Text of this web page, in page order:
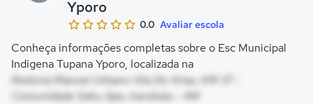
Yporo
0.0 Avaliar escola
Conheça informações completas sobre o Esc Municipal
Indigena Tupana Yporo, localizada na
Rodovia Manoel Urbano Vila Do Ariau, KM 37 -
Comunidade Sahu Ape, Iranduba - AM